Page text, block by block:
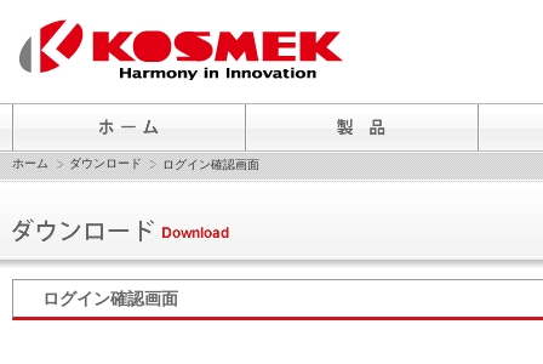
ホーム ダウンロード ログイン確認画面
ログイン確認画面